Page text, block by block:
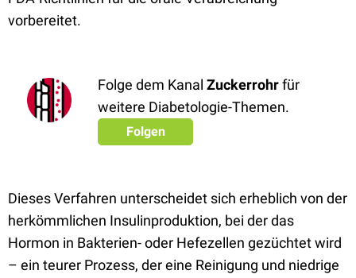
vorbereitet.
Folge dem Kanal Zuckerrohrfür
weitere Diabetologie-Themen.
Folgen
Dieses Verfahren unterscheidet sich erheblich von der
herkömmlichen Insulinproduktion, bei der das
Hormon in Bakterien- oder Hefezellen gezüchtet wird
­– ein teurer Prozess, der eine Reinigung und niedrige